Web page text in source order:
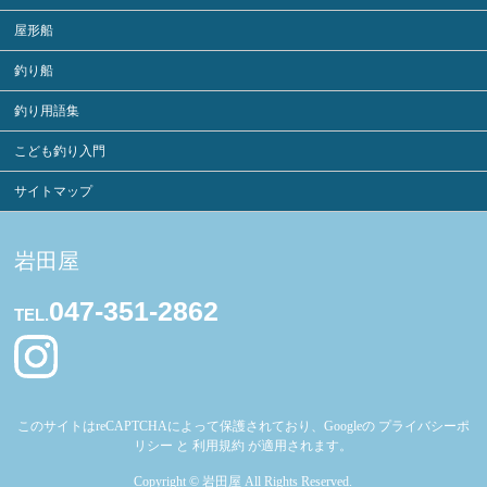
屋形船
釣り船
釣り用語集
こども釣り入門
サイトマップ
岩田屋
TEL.047-351-2862
このサイトはreCAPTCHAによって保護されており、Googleの プライバシーポ
リシー と利用規約 が適用されます。
Copyright ©岩田屋 All Rights Reserved.